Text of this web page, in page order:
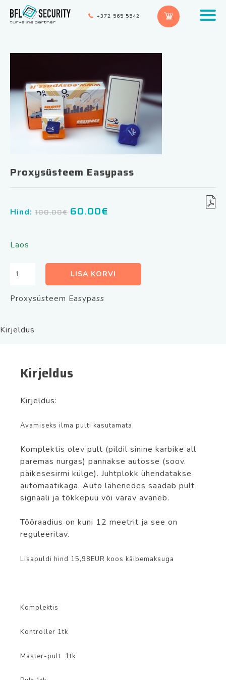
+372 565 5542
Proxysüsteem Easypass
Hind: 100.00€ Algne
60.00€
Laos
Proxysüsteem
Easypass
kogus
LISA KORVI
Proxysüsteem Easypass
Kirjeldus
Kirjeldus
Kirjeldus:
Avamiseks ilma pulti kasutamata.
Komplektis olev pult (pildil sinine karbike all
paremas nurgas) pannakse autosse (soov.
päikesesirmi külge). Juhtplokk ühendatakse
automaatikaga. Auto lähenedes saadab pult
signaali ja tõkkepuu või värav avaneb.
Tööraadius on kuni 12 meetrit ja see on
reguleeritav.
Lisapuldi hind 15,98EUR koos käibemaksuga
Komplektis
Kontroller 1tk
Master-pult 1tk